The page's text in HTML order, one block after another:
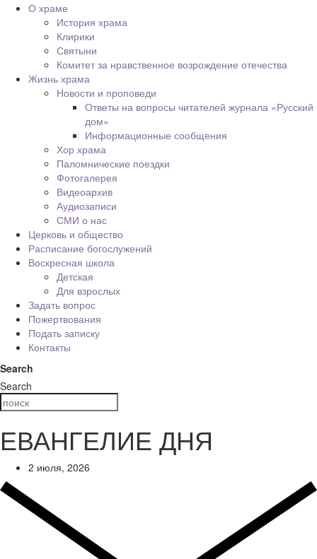
О храме
История храма
Клирики
Святыни
Комитет за нравственное возрождение отечества
Жизнь храма
Новости и проповеди
Ответы на вопросы читателей журнала «Русский
дом»
Информационные сообщения
Хор храма
Паломнические поездки
Фотогалерея
Видеоархив
Аудиозаписи
СМИ о нас
Церковь и общество
Расписание богослужений
Воскресная школа
Детская
Для взрослых
Задать вопрос
Пожертвования
Подать записку
Контакты
Search
Search
ЕВАНГЕЛИЕ ДНЯ
2 июля, 2026